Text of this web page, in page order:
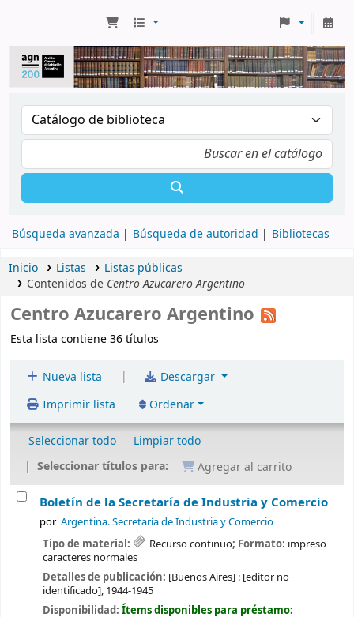
Búsqueda avanzada Búsqueda de autoridad Bibliotecas
Inicio Listas
Listas públicas
Contenidos de Centro Azucarero Argentino
Centro Azucarero Argentino
Esta lista contiene 36 títulos
Nueva lista |
Descargar
Imprimir lista
Ordenar
Seleccionar todo
Limpiar todo
Seleccionar títulos para:
Agregar al carrito
Boletín de la Secretaría de Industria y Comercio
por Argentina. Secretaría de Industria y Comercio
Tipo de material: Recurso continuo; Formato: impreso
caracteres normales
Detalles de publicación: [Buenos Aires] : [editor no
identificado], 1944-1945
Disponibilidad: Ítems disponibles para préstamo: